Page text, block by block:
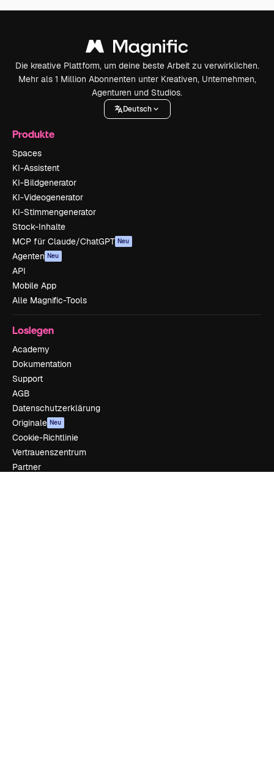
Die kreative Plattform, um deine beste Arbeit zu verwirklichen.
Mehr als 1 Million Abonnenten unter Kreativen, Unternehmen,
Agenturen und Studios.
Deutsch
Produkte
Spaces
KI-Assistent
KI-Bildgenerator
KI-Videogenerator
KI-Stimmengenerator
Stock-Inhalte
MCP für Claude/ChatGPT Neu
Agenten Neu
API
Mobile App
Alle Magnific-Tools
Loslegen
Academy
Dokumentation
Support
AGB
Datenschutzerklärung
Originale Neu
Cookie-Richtlinie
Vertrauenszentrum
Partner